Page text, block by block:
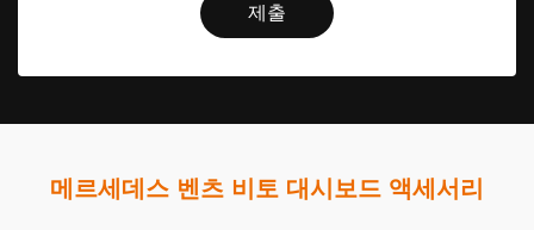
제출
메르세데스 벤츠 비토 대시보드 액세서리